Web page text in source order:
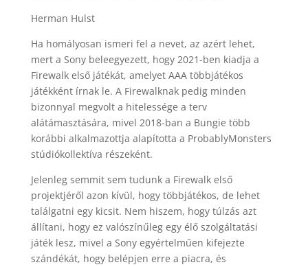
Herman Hulst
Ha homályosan ismeri fel a nevet, az azért lehet,
mert a Sony beleegyezett, hogy 2021-ben kiadja a
Firewalk első játékát, amelyet AAA többjátékos
játékként írnak le. A Firewalknak pedig minden
bizonnyal megvolt a hitelessége a terv
alátámasztására, mivel 2018-ban a Bungie több
korábbi alkalmazottja alapította a ProbablyMonsters
stúdiókollektíva részeként.
Jelenleg semmit sem tudunk a Firewalk első
projektjéről azon kívül, hogy többjátékos, de lehet
találgatni egy kicsit. Nem hiszem, hogy túlzás azt
állítani, hogy ez valószínűleg egy élő szolgáltatási
játék lesz, mivel a Sony egyértelműen kifejezte
szándékát, hogy belépjen erre a piacra, és